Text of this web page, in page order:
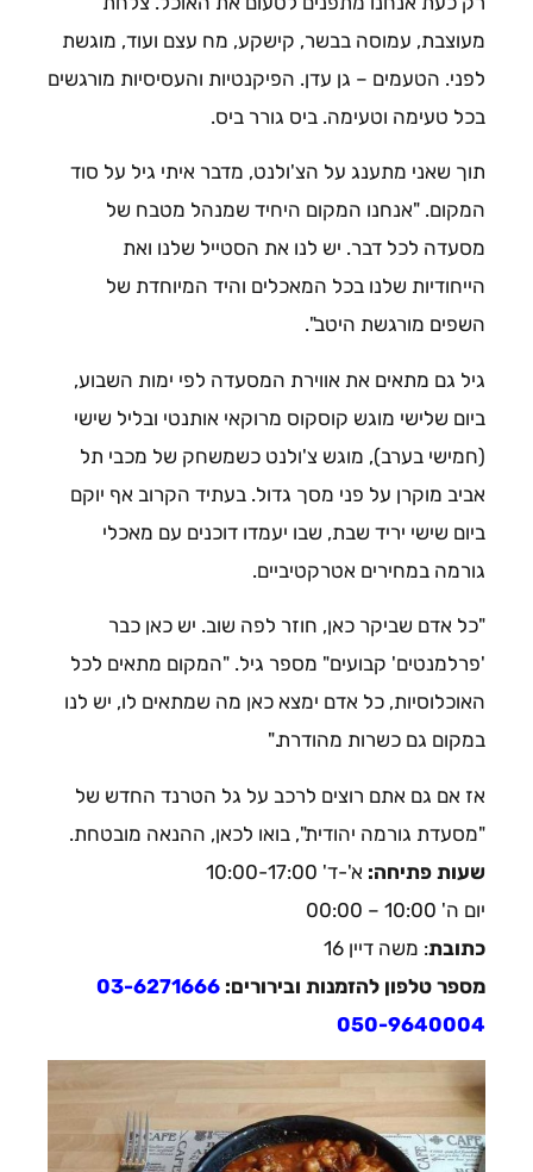
מעוצבת, עמוסה בבשר, קישקע, מח עצם ועוד, מוגשת
לפני. הטעמים – גן עדן. הפיקנטיות והעסיסיות מורגשים
בכל טעימה וטעימה. ביס גורר ביס.
תוך שאני מתענג על הצ'ולנט, מדבר איתי גיל על סוד
המקום. "אנחנו המקום היחיד שמנהל מטבח של
מסעדה לכל דבר. יש לנו את הסטייל שלנו ואת
הייחודיות שלנו בכל המאכלים והיד המיוחדת של
השפים מורגשת היטב".
גיל גם מתאים את אווירת המסעדה לפי ימות השבוע,
ביום שלישי מוגש קוסקוס מרוקאי אותנטי ובליל שישי
(חמישי בערב), מוגש צ'ולנט כשמשחק של מכבי תל
אביב מוקרן על פני מסך גדול. בעתיד הקרוב אף יוקם
ביום שישי יריד שבת, שבו יעמדו דוכנים עם מאכלי
גורמה במחירים אטרקטיביים.
"כל אדם שביקר כאן, חוזר לפה שוב. יש כאן כבר
'פרלמנטים' קבועים" מספר גיל. "המקום מתאים לכל
האוכלוסיות, כל אדם ימצא כאן מה שמתאים לו, יש לנו
במקום גם כשרות מהודרת."
אז אם גם אתם רוצים לרכב על גל הטרנד החדש של
"מסעדת גורמה יהודית", בואו לכאן, ההנאה מובטחת.
שעות פתיחה: א'-ד' 10:00-17:00
יום ה' 10:00 – 00:00
כתובת: משה דיין 16
מספר טלפון להזמנות ובירורים: 03-6271666
050-9640004